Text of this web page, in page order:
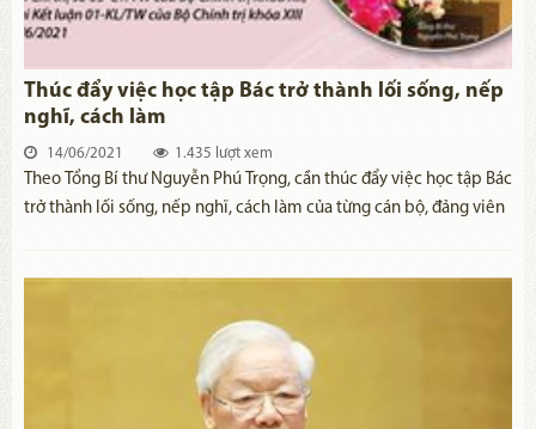
Thúc đẩy việc học tập Bác trở thành lối sống, nếp
nghĩ, cách làm
14/06/2021 1.435 lượt xem
Theo Tổng Bí thư Nguyễn Phú Trọng, cần thúc đẩy việc học tập Bác
trở thành lối sống, nếp nghĩ, cách làm của từng cán bộ, đảng viên